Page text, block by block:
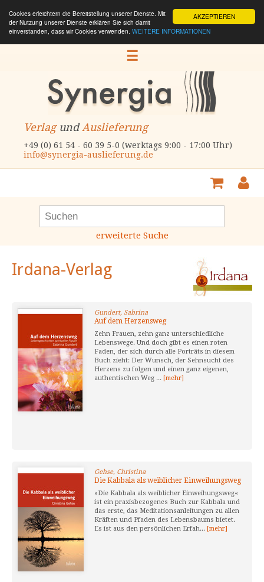
AKZEPTIEREN
Cookies erleichtern die Bereitstellung unserer Dienste. Mit
der Nutzung unserer Dienste erklären Sie sich damit
einverstanden, dass wir Cookies verwenden. WEITERE INFORMATIONEN
☰
VerlagundAuslieferung
+49 (0) 61 54 - 60 39 5-0 (werktags 9:00 - 17:00 Uhr)
info@synergia-auslieferung.de
erweiterte Suche
Irdana-Verlag
Gundert, Sabrina
Auf dem Herzensweg
Zehn Frauen, zehn ganz unterschiedliche
Lebenswege. Und doch gibt es einen roten
Faden, der sich durch alle Porträts in diesem
Buch zieht: Der Wunsch, der Sehnsucht des
Herzens zu folgen und einen ganz eigenen,
authentischen Weg ... [mehr]
Gehse, Christina
Die Kabbala als weiblicher Einweihungsweg
»Die Kabbala als weiblicher Einweihungsweg«
ist ein praxisbezogenes Buch zur Kabbala und
das erste, das Meditationsanleitungen zu allen
Kräften und Pfaden des Lebensbaums bietet.
Es ist aus den persönlichen Erfah... [mehr]